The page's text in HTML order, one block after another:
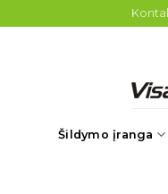
to
Šildymo įranga